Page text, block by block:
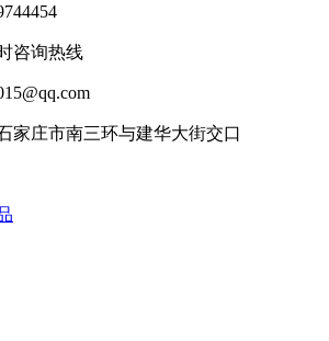
咨询热线
家庄市南三环与建华大街交口